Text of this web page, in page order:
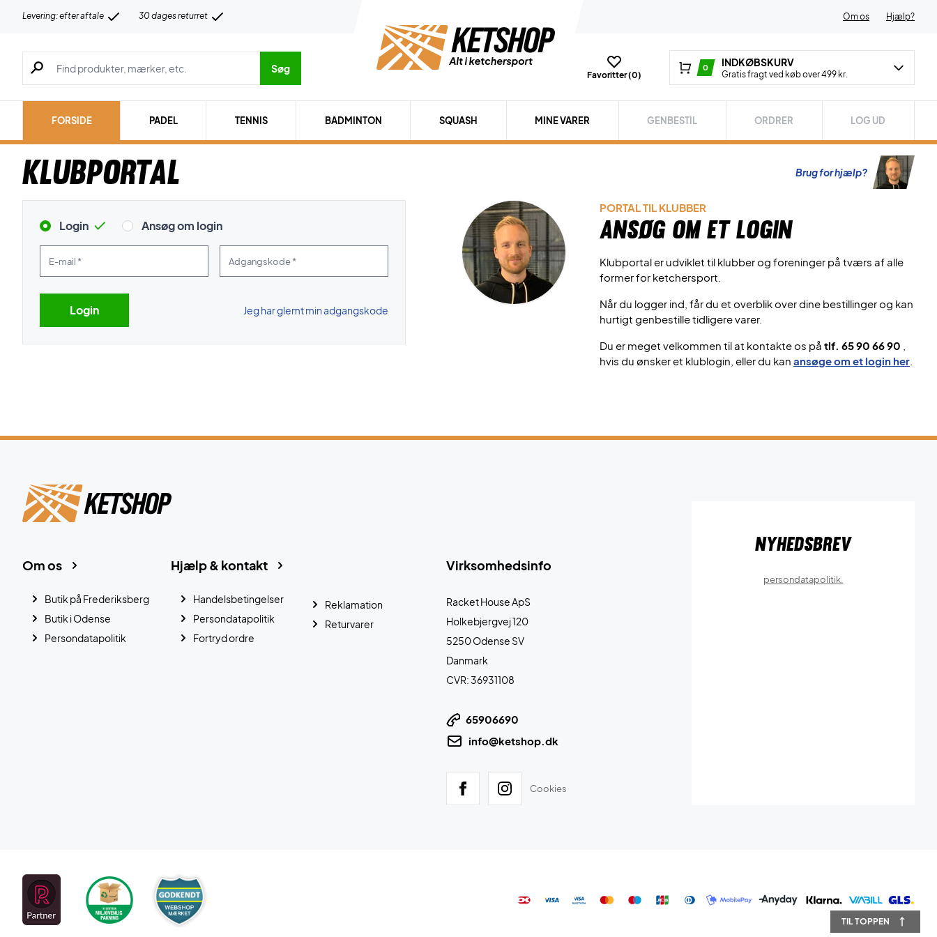
TIL TOPPEN
Levering: efter aftale 30 dages returret Om os Hjælp?
Søg efter produkter, mærker etc.
Søg
Favoritter (0)
0 INDKØBSKURV
Gratis fragt ved køb over 499 kr.
FORSIDE PADEL TENNIS BADMINTON SQUASH MINE VARER GENBESTIL ORDRER LOG UD
Klubportal Brug for hjælp?
Login Ansøg om login
Jeg har glemt min adgangskode
PORTAL TIL KLUBBER
Ansøg om et login
Klubportal er udviklet til klubber og foreninger på tværs af alle
former for ketchersport.
Når du logger ind, får du et overblik over dine bestillinger og kan
hurtigt genbestille tidligere varer.
Du er meget velkommen til at kontakte os på tlf. 65 90 66 90
hvis du ønsker et klublogin, eller du kan ansøge om et login her
Virksomhedsinfo
Racket House ApS
Holkebjergvej 120
5250 Odense SV
Danmark
CVR: 36931108
65906690
info@ketshop.dk
Cookies
Hjælp & kontakt
Handelsbetingelser
Persondatapolitik
Fortryd ordre
Reklamation
Returvarer
Om os
Butik på Frederiksberg
Butik i Odense
Persondatapolitik
Nyhedsbrev
persondatapolitik.